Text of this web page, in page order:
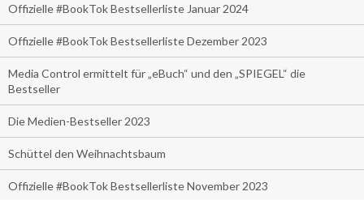
Offizielle #BookTok Bestsellerliste Januar 2024
Offizielle #BookTok Bestsellerliste Dezember 2023
Media Control ermittelt für „eBuch“ und den „SPIEGEL“ die
Bestseller
Die Medien-Bestseller 2023
Schüttel den Weihnachtsbaum
Offizielle #BookTok Bestsellerliste November 2023